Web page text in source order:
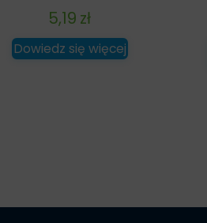
5,19 zł
Dowiedz się więcej